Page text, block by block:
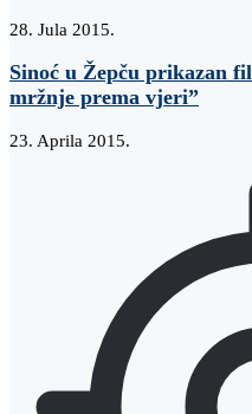
28. Jula 2015.
Sinoć u Žepču prikazan
mržnje prema vjeri”
23. Aprila 2015.